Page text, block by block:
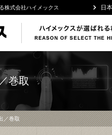
株式会社ハイメックス 日
巻取
／巻取